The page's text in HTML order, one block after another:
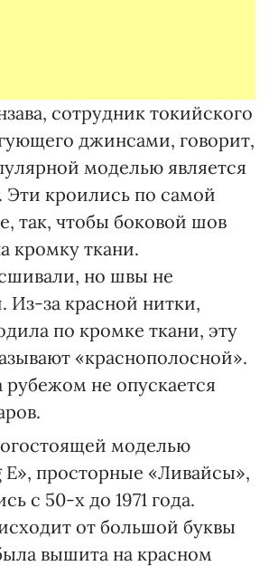
сотрудник токийского
джинсами, говорит,
моделью является
Эти кроились по самой
так, чтобы боковой шов
кромку ткани.
но швы не
Из-за красной нитки,
по кромке ткани, эту
«краснополосной».
рубежом не опускается
моделью
Е», просторные «Ливайсы»,
с 50-х до 1971 года.
от большой буквы
вышита на красном